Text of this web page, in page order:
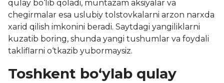
qulay bo‘lib qoladi, muntazam aksiyalar va
chegirmalar esa uslubiy tolstovkalarni arzon narxda
xarid qilish imkonini beradi. Saytdagi yangiliklarni
kuzatib boring, shunda yangi tushumlar va foydali
takliflarni o‘tkazib yubormaysiz.
Toshkent bo‘ylab qulay